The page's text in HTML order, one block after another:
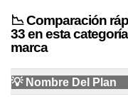
📉 Comparación
33 en esta
marca
💡 Nombre Del Plan